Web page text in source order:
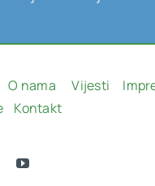
O nama Vijesti
Kontakt